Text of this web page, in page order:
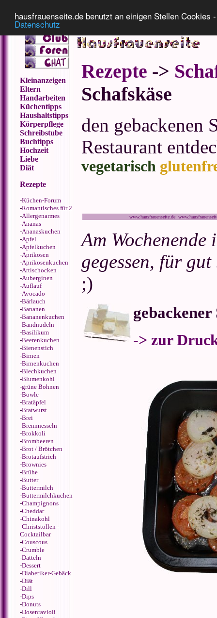
hausfrauenseite.de benutzt an einigen Stellen
Datenschutz
Kleinanzeigen
Eltern
Handarbeiten
Küchentipps
Haushaltstipps
Körperpflege
Schreibstube
Buchtipps
Hochzeit
Liebe
Diät
Rezepte
-Küchen-Forum
-Romantisches für 2
-Allergenarmes
-Ananas
-Ananaskuchen
-Apfel
-Apfelkuchen
-Aprikosen
-Aprikosenkuchen
-Artischocken
-Auberginen
-Auflauf
-Avocado
-Bärlauch
-Bananen
-Bananenkuchen
-Bandnudeln
-Basilikum
-Beerenkuchen
-Bienenstich
-Birnen
-Birnenkuchen
-Blechkuchen
-Blumenkohl
-grüne Bohnen
-Bowle
-Bratäpfel
-Bratwurst
-Brei
-Brennnesseln
-Brokkoli
-Brombeeren
-Brot / Brötchen
-Brotaufstrich
-Brownies
-Brühe
-Butter
-Buttermilch
-Buttermilchkuchen
-Champignons
-Cheddar
-Chinakohl
-Christstollen -
Cocktailbar
-Couscous
-Crumble
-Datteln
-Dessert
-Diabetiker-Gebäck
-Diät
-Dill
-Dips
-Donuts
-Dosenravioli
Rezepte ->
Schafskäse
den gebackenen
Restaurant
vegetarisch
www.hausfrauenseite.de
Am
gegessen, für
;)
gebackener
-> zur